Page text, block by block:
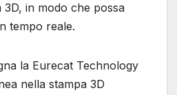
3D, in modo che possa
tempo reale.
la Eurecat Technology
nella stampa 3D